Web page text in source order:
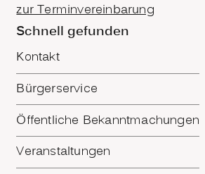
zur Terminvereinbarung
Schnell gefunden
Kontakt
Bürgerservice
Öffentliche Bekanntmachungen
Veranstaltungen